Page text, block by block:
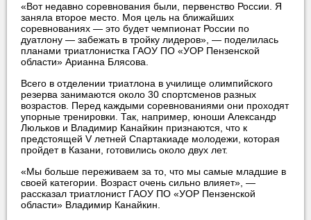
«Вот недавно соревнования были, первенство России. Я
заняла второе место. Моя цель на ближайших
соревнованиях — это будет чемпионат России по
дуатлону — забежать в тройку лидеров», — поделилась
планами триатлонистка ГАОУ ПО «УОР Пензенской
области» Арианна Блясова.
Всего в отделении триатлона в училище олимпийского
резерва занимаются около 30 спортсменов разных
возрастов. Перед каждыми соревнованиями они проходят
упорные тренировки. Так, например, юноши Александр
Люльков и Владимир Канайкин признаются, что к
предстоящей V летней Спартакиаде молодежи, которая
пройдет в Казани, готовились около двух лет.
«Мы больше переживаем за то, что мы самые младшие в
своей категории. Возраст очень сильно влияет», —
рассказал триатлонист ГАОУ ПО «УОР Пензенской
области» Владимир Канайкин.